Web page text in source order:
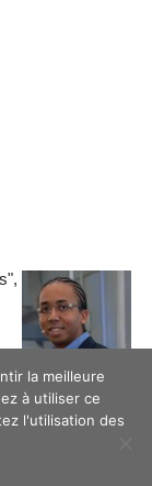
la meilleure
à utiliser ce
l'utilisation des